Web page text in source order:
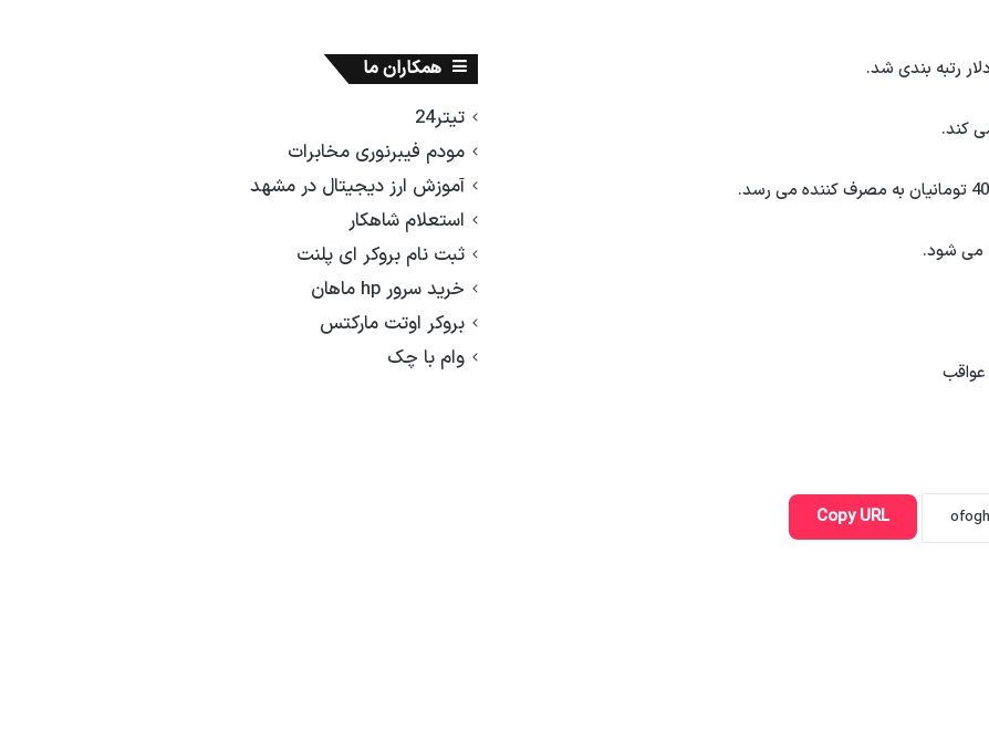
عواقب
Copy URL
همکاران ما
تیتر24
مودم فیبرنوری مخابرات
آموزش ارز دیجیتال در مشهد
استعلام شاهکار
ثبت نام بروکر ای پلنت
خرید سرور hp ماهان
بروکر اوتت مارکتس
وام با چک